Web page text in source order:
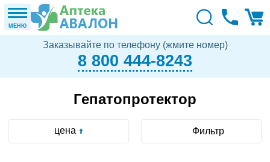
МЕНЮ
Заказывайте по телефону (жмите номер)
8 800 444-8243
Гепатопротектор
цена Фильтр